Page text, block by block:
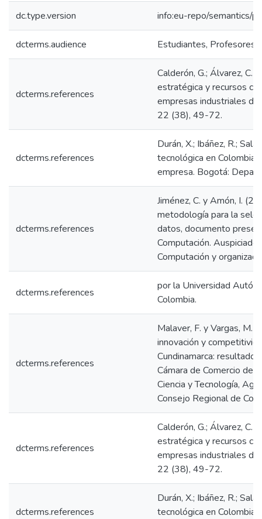
dc.type.version info:eu-repo/semantics/
dcterms.audience Estudiantes, Profesores,
dcterms.references
Calderón, G.; Álvarez, C.
estratégica y recursos
empresas industriales de
22 (38), 49-72.
dcterms.references
Durán, X.; Ibáñez, R.;
tecnológica en
empresa. Bogotá:
dcterms.references
Jiménez, C. y Amón, I.
metodología para la
datos, documento
Computación.
Computación y organizado
dcterms.references
por la Universidad
Colombia.
dcterms.references
Malaver, F. y Vargas, M.
innovación y
Cundinamarca:
Cámara de Comercio de
Ciencia y Tecnología,
Consejo Regional de
dcterms.references
Calderón, G.; Álvarez, C.
estratégica y recursos
empresas industriales de
22 (38), 49-72.
dcterms.references
Durán, X.; Ibáñez, R.;
tecnológica en